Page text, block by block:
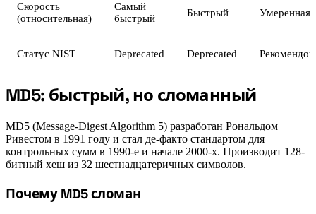
Скорость
(относительная)
Самый
быстрый
Быстрый Умеренная
Статус NIST Deprecated Deprecated
#
MD5: быстрый, но сломанный
MD5 (Message-Digest Algorithm 5) разработан Рональдом
Ривестом в 1991 году и стал де-факто стандартом для
контрольных сумм в 1990-е и начале 2000-х. Производит 128-
битный хеш из 32 шестнадцатеричных символов.
#
Почему MD5 сломан